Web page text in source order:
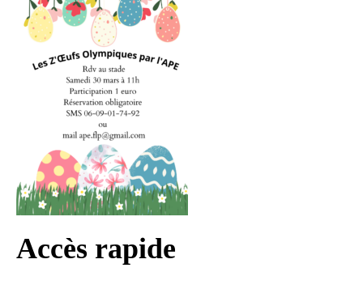
Faverolles Infos – Format
numérique
Séjourner à Faverolles
Nos Partenaires
Accès rapide